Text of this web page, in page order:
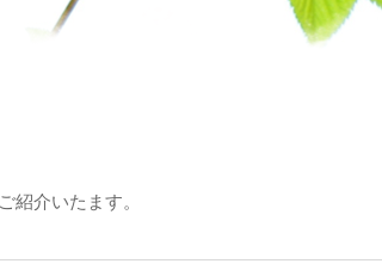
紹介いたます。